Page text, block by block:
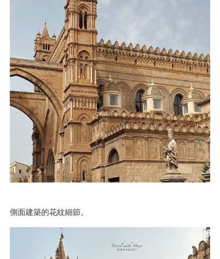
側面建築的花紋細節。